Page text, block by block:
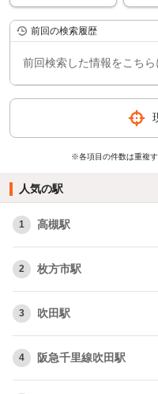
前回の検索履歴
前回検索した情報をこち
※各項目の件数は重複す
人気の駅
1 高槻駅
2 枚方市駅
3 吹田駅
4 阪急千里線吹田駅